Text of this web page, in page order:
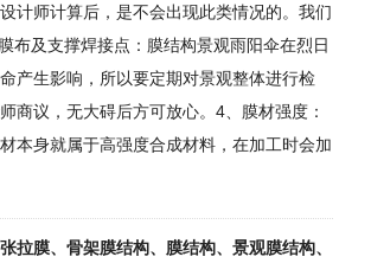
计师计算后，是不会出现此类情况的。我们
布及支撑焊接点： 膜结构景观雨阳伞在烈日
产生影响，所以要定期对景观整体进行检
商议，无大碍后方可放心。4、膜材强度：
本身就属于高强度合成材料，在加工时会加
张拉膜、骨架膜结构、膜结构、景观膜结构、